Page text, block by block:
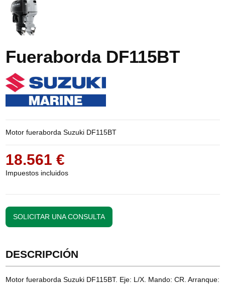
Fueraborda DF115BT
Motor fueraborda Suzuki DF115BT
18.561 €
Impuestos incluidos
SOLICITAR UNA CONSULTA
DESCRIPCIÓN
Motor fueraborda Suzuki DF115BT. Eje: L/X. Mando: CR. Arranque: